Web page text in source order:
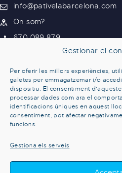
Gestionar el
Per oferir les millors experiències,
galetes per emmagatzemar i/o
dispositiu. El consentiment
processar dades com ara el
identificacions úniques en aquest
consentiment, pot afectar
funcions.
Gestiona els serveis
info@pativelabarcelona.com
On som?
670 089 879